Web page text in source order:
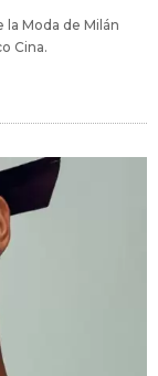
Moda de Milán
Cina.